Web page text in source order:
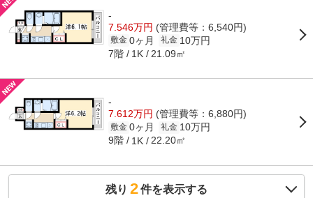
-
7.546万円 (管理費等：6,540円)
敷金 0ヶ月 礼金 10万円
7階 1K 21.09㎡
-
7.612万円 (管理費等：6,880円)
敷金 0ヶ月 礼金 10万円
9階 1K 22.20㎡
残り 2件を表示する